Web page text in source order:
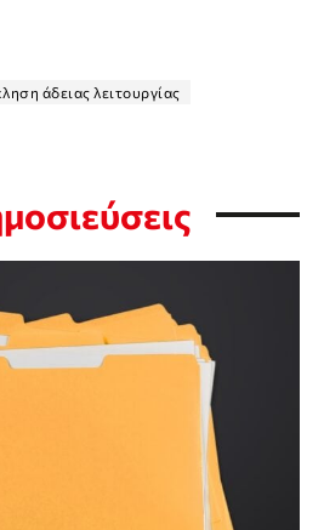
άδειας λειτουργίας